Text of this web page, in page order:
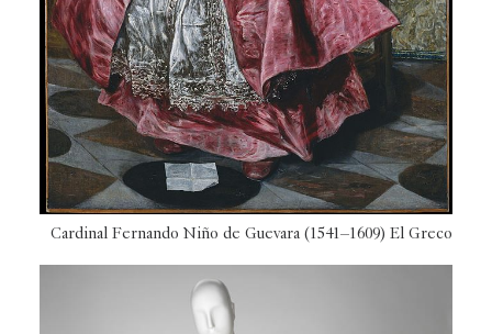
Cardinal Fernando Niño de Guevara (1541–1609) El Greco